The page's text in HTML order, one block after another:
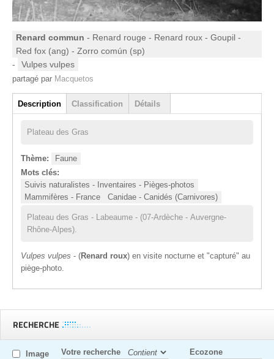
Renard commun - Renard rouge - Renard roux - Goupil -
Red fox (ang) - Zorro común (sp)
-
Vulpes vulpes
partagé par Macquetos
Groupe
Description
(onglet actif)
Classification Détails
Plateau des Gras
Thème:
Faune
Mots clés:
Suivis naturalistes - Inventaires - Pièges-photos
Mammifères - France
Canidae - Canidés (Carnivores)
Plateau des Gras - Labeaume - (07-Ardèche - Auvergne-
Rhône-Alpes).
Vulpes vulpes - (Renard roux) en visite nocturne et "capturé" au
piège-photo.
RECHERCHE
Image
Votre recherche Ecozone